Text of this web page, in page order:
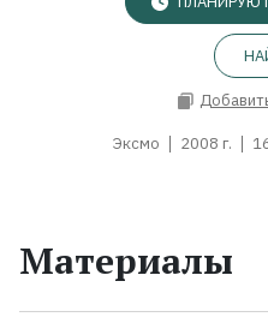
Эксмо 2008 г.
Материалы